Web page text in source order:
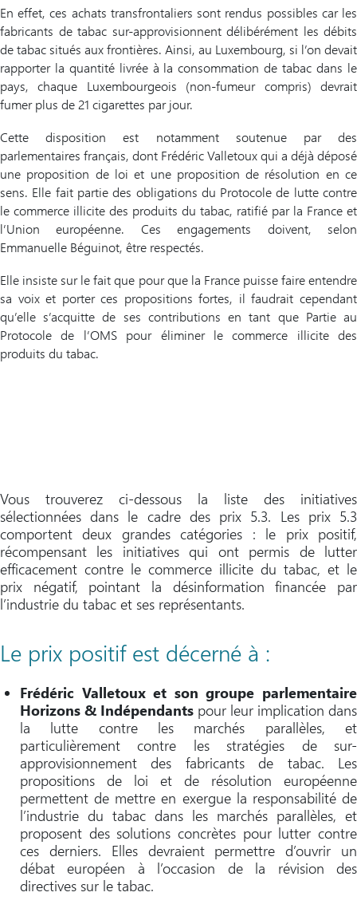
En effet, ces achats transfrontaliers sont rendus possibles car les
fabricants de tabac sur-approvisionnent délibérément les débits
de tabac situés aux frontières. Ainsi, au Luxembourg, si l’on devait
rapporter la quantité livrée à la consommation de tabac dans le
pays, chaque Luxembourgeois (non-fumeur compris) devrait
fumer plus de 21 cigarettes par jour.
Cette disposition est notamment soutenue par des
parlementaires français, dont Frédéric Valletoux qui a déjà déposé
une proposition de loi et une proposition de résolution en ce
sens. Elle fait partie des obligations du Protocole de lutte contre
le commerce illicite des produits du tabac, ratifié par la France et
l’Union européenne. Ces engagements doivent, selon
Emmanuelle Béguinot, être respectés.
Elle insiste sur le fait que pour que la France puisse faire entendre
sa voix et porter ces propositions fortes, il faudrait cependant
qu’elle s’acquitte de ses contributions en tant que Partie au
Protocole de l’OMS pour éliminer le commerce illicite des
produits du tabac.
Vous trouverez ci-dessous la liste des initiatives
sélectionnées dans le cadre des prix 5.3. Les prix 5.3
comportent deux grandes catégories : le prix positif,
récompensant les initiatives qui ont permis de lutter
efficacement contre le commerce illicite du tabac, et le
prix négatif, pointant la désinformation financée par
l’industrie du tabac et ses représentants.
Le prix positif est décerné à :
Frédéric Valletoux et son groupe parlementaire
Horizons & Indépendants pour leur implication dans
la lutte contre les marchés parallèles, et
particulièrement contre les stratégies de sur-
approvisionnement des fabricants de tabac. Les
propositions de loi et de résolution européenne
permettent de mettre en exergue la responsabilité de
l’industrie du tabac dans les marchés parallèles, et
proposent des solutions concrètes pour lutter contre
ces derniers. Elles devraient permettre d’ouvrir un
débat européen à l’occasion de la révision des
directives sur le tabac.